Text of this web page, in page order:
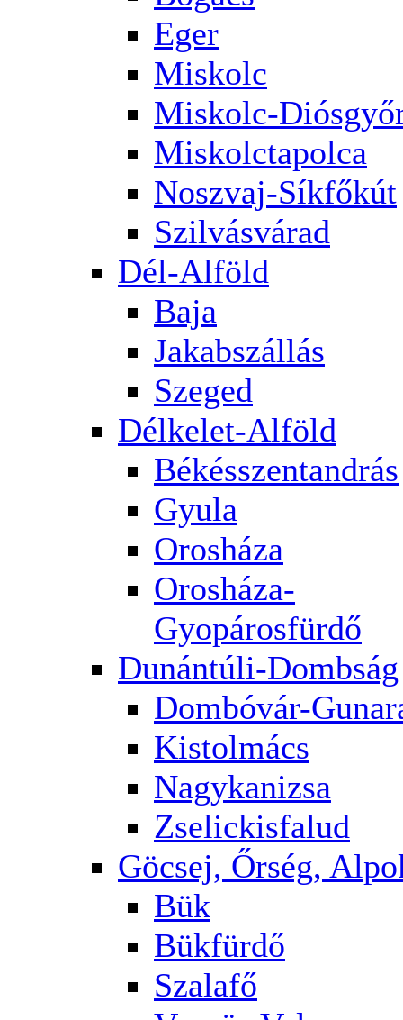
Eger
Miskolc
Miskolc-
Miskolctapolca
Noszvaj-Síkfőkút
Szilvásvárad
Dél-Alföld
Baja
Jakabszállás
Szeged
Délkelet-Alföld
Békésszentandrás
Gyula
Orosháza
Orosháza-
Gyopárosfürdő
Dunántúli-Dombság
Dombóvár-
Kistolmács
Nagykanizsa
Zselickisfalud
Göcsej, Őrség,
Bük
Bükfürdő
Szalafő